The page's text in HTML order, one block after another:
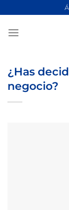
contenido
¿Has
negocio?